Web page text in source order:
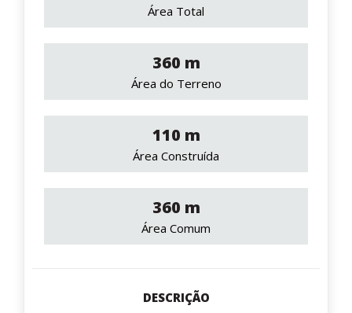
Área Total
360 m
Área do Terreno
110 m
Área Construída
360 m
Área Comum
DESCRIÇÃO